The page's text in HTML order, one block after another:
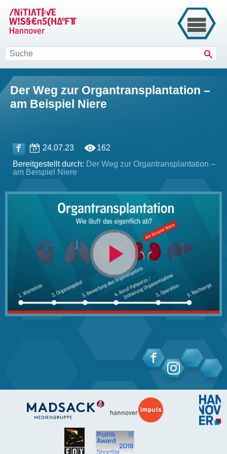
Der Weg zur Organtransplantation –
am Beispiel Niere
24.07.23
162
Bereitgestellt durch: Der Weg zur Organtransplantation –
am Beispiel Niere
Video
abspielen